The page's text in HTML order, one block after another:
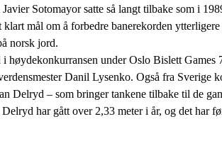
Sotomayor satte så langt tilbake som i
mål om å forbedre banerekorden
norsk jord.
høydekonkurransen under Oslo Bislett Games
Danil Lysenko. Også fra Sverige
Delryd – som bringer tankene tilbake til de
har gått over 2,33 meter i år, og det har